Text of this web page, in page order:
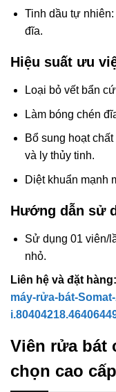
Tinh dầu tự
đĩa.
Hiệu suất ưu
Loại bỏ vết bẩn
Làm bóng chén
Bổ sung hoạt
và ly thủy tinh.
Diệt khuẩn mạnh
Hướng dẫn sử
Sử dụng 01 viên/
nhỏ.
Liên hệ và đặt hàng:
máy-rửa-bát-
Viên rửa bát
chọn cao